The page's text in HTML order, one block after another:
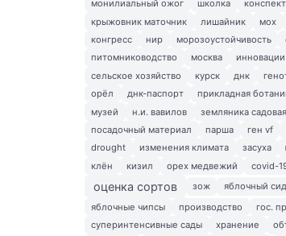
монилиальный ожог
школка конспект
крыжовник маточник
лишайник мох
конгресс
нир морозоустойчивость
питомниководство
москва
инновации
сельское хозяйство
курск днк
орёл
днк-паспорт прикладная
музей
н.и. вавилов
земляника садовая
посадочный материал
парша ген vf
drought
изменения климата засуха
клён
кизил орех медвежий covid-
оценка сортов зож
яблочный
яблочные чипсы
производство
гос.
суперинтенсивные сады
хранение